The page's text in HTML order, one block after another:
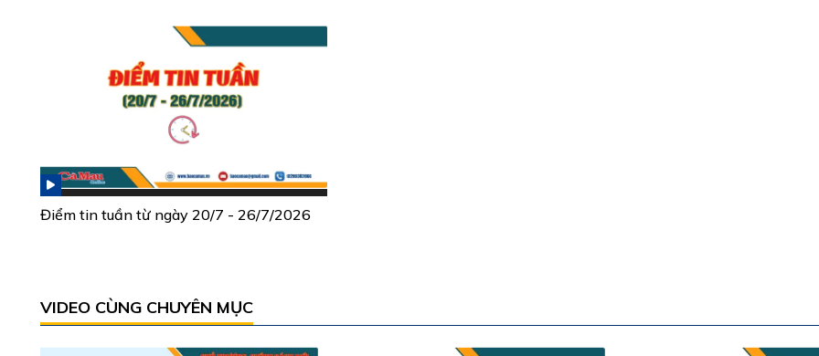
Điểm tin tuần từ ngày 20/7 - 26/7/2026
VIDEO CÙNG CHUYÊN MỤC